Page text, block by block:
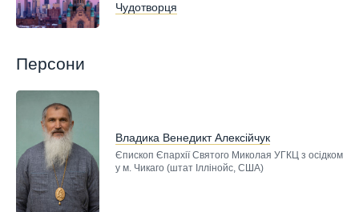
Чудотворця
Персони
Владика Венедикт Алексійчук
Єпископ Єпархії Святого Миколая УГКЦ з осідком
у м. Чикаго (штат Іллінойс, США)